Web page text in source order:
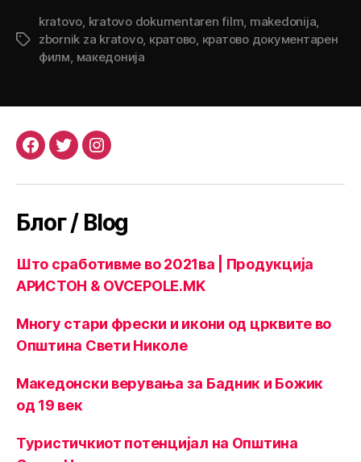
Tags
kratovo kratovo dokumentaren film makedonija
zbornik za kratovo, кратово кратово документарен
филм македонија
Facebook
TwitterInstagram
Блог / Blog
Што сработивме во 2021ва | Продукција
АРИСТОН & OVCEPOLE.MK
Многу стари фрески и икони од црквите во
Општина Свети Николе
Македонски верувања за Бадник и Божик
од 19 век
Туристичкиот потенцијал на Општина